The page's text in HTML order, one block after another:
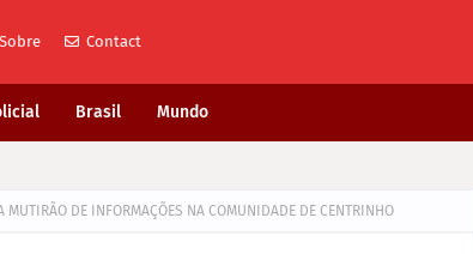
Sobre Contact
Brasil Mundo
MUTIRÃO DE INFORMAÇÕES NA COMUNIDADE DE CENTRINHO